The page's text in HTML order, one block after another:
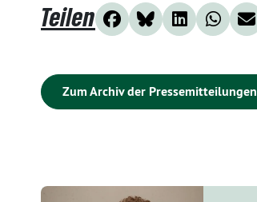
Teilen
Zum Archiv der Pressemitteilungen